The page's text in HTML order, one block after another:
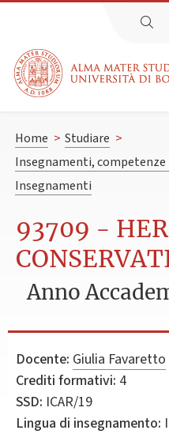
Home > Studiare >
Insegnamenti, competenze
Insegnamenti
93709 -
Anno
Docente: Giulia Favaretto
Crediti formativi: 4
SSD: ICAR/19
Lingua di insegnamento: